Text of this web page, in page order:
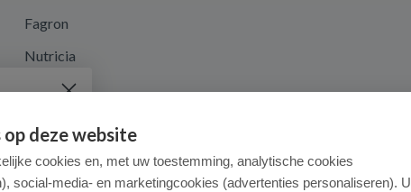
Fagron
Nutricia
deze website
cookies en, met uw toestemming, analytische cookies
social-media- en marketingcookies (advertenties personaliseren). U